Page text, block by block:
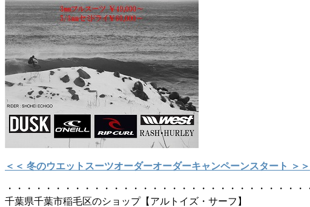
＜＜ 冬のウエットスーツオーダーオーダーキャンペーンスタート ＞＞
・・・・・・・・・・・・・・・・・・・・・・・・・・・・・・・
千葉県千葉市稲毛区のショップ【アルトイズ・サーフ】